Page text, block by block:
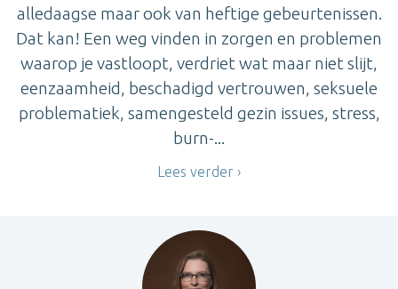
alledaagse maar ook van heftige gebeurtenissen.
Dat kan! Een weg vinden in zorgen en problemen
waarop je vastloopt, verdriet wat maar niet slijt,
eenzaamheid, beschadigd vertrouwen, seksuele
problematiek, samengesteld gezin issues, stress,
burn-...
Lees verder